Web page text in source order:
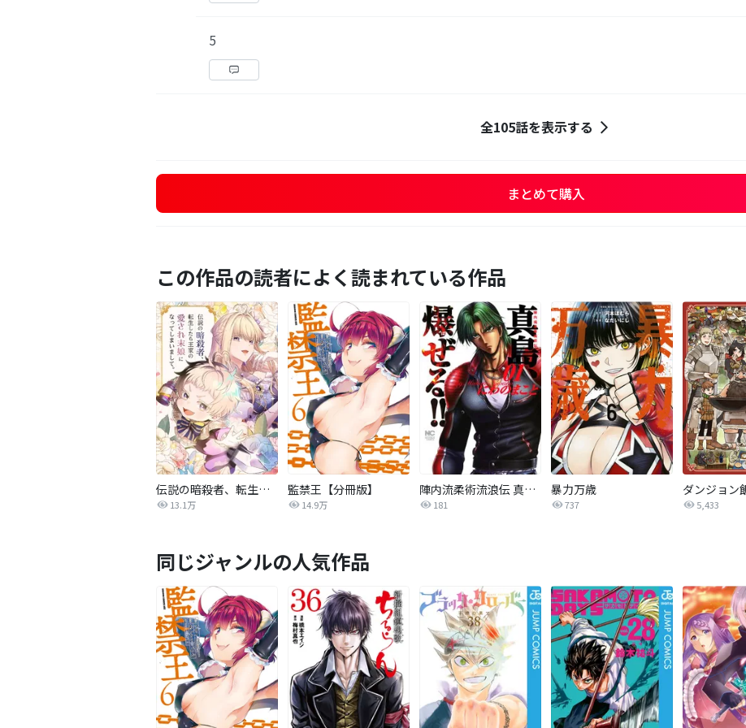
5
全105話を表示する
まとめて購入
この作品の読者によく読まれている作品
伝説の暗殺者、転生したら王家の愛され末娘になってしまいまして。【タテヨミ】
13.1万
監禁王【分冊版】
14.9万
陣内流柔術流浪伝 真島、爆ぜる！！
181
暴力万歳
737
ダンジョン
5,433
同じジャンルの人気作品